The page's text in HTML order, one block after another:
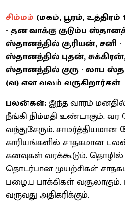
சிம்மம் (மகம், பூரம்,
- தன வாக்கு குடும்ப
ஸ்தானத்தில் சூரியன், சனி
ஸ்தானத்தில் புதன்,
ஸ்தானத்தில் குரு - லாப
(வ) என வலம் வருகிறார்கள்
பலன்கள்:இந்த வாரம்
நீங்கி நிம்மதி உண்டாகும்.
வந்துசேரும். சாமர்த்தியமான
காரியங்களில் சாதகமான பலன்
கனவுகள் வரக்கூடும். தொழில்
தொடர்பான முயற்சிகள்
பழைய பாக்கிகள் வசூலாகும்.
வருவது அதிகரிக்கும்.